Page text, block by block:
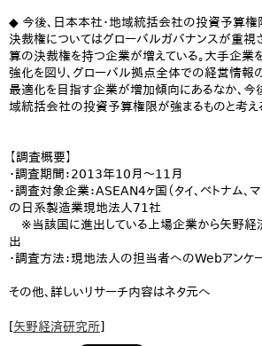
◆ 今後、日本本社・地域統括会社の投資予算権
決裁権についてはグローバルガバナンスが重視
算の決裁権を持つ企業が増えている。大手企業
強化を図り、グローバル拠点全体での経営情
最適化を目指す企業が増加傾向にあるなか、今
域統括会社の投資予算権限が強まるものと考え
【調査概要】
・調査期間：2013年10月～11月
・調査対象企業：ASEAN4ヶ国（タイ、ベトナム、マ
の日系製造業現地法人71社
※当該国に進出している上場企業から矢野経
出
・調査方法：現地法人の担当者へのWebアンケ
その他、詳しいリサーチ内容はネタ元へ
[矢野経済研究所]